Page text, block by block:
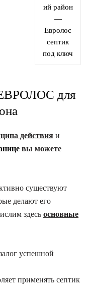
ий район
—
Евролос
септик
под ключ
ЕВРОЛОС для
действия и
вы можете
существуют
делают его
здесь основные
успешной
применять септик